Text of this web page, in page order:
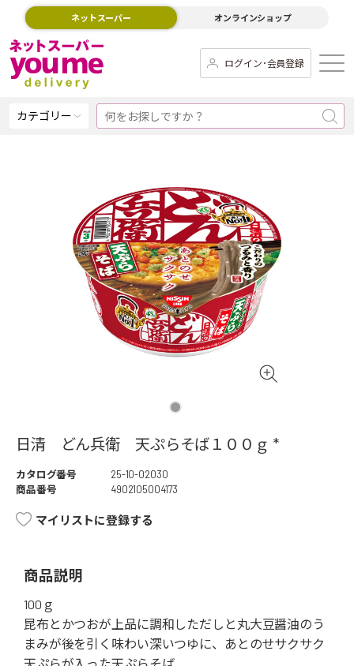
ネットスーパー オンラインショップ
ログイン･会員登録
カテゴリー
日清 どん兵衛 天ぷらそば１００ｇ *
カタログ番号
25-10-02030
商品番号
4902105004173
マイリストに登録する
商品説明
100ｇ
昆布とかつおが上品に調和しただしと丸大豆醤油のう
まみが後を引く味わい深いつゆに、あとのせサクサク